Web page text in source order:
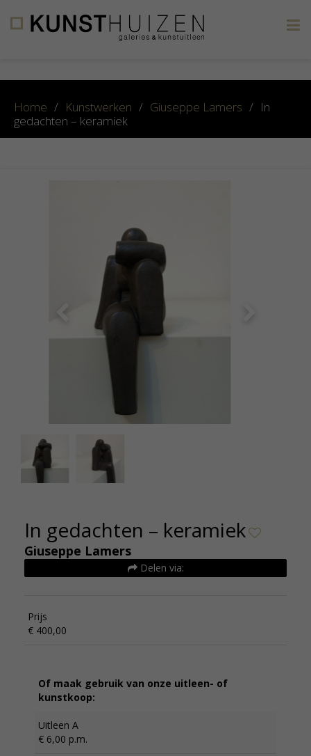
Home / Kunstwerken / Giuseppe Lamers / In
gedachten – keramiek
400 & 60cm-575euro
In gedachten – keramiek
Giuseppe Lamers
Delen via:
Prijs
€ 400,00
Of maak gebruik van onze uitleen- of
kunstkoop:
Uitleen A
€ 6,00 p.m.